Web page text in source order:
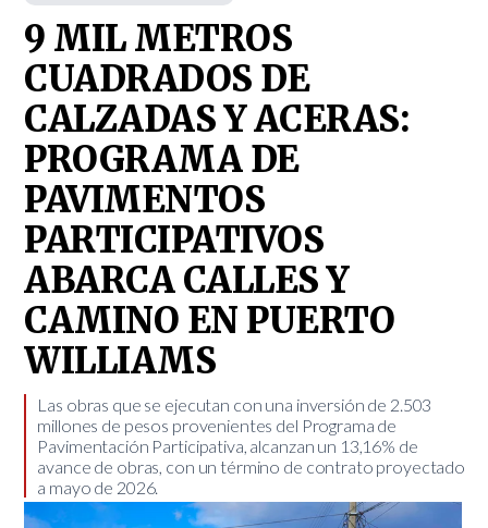
9 MIL METROS
CUADRADOS DE
CALZADAS Y ACERAS:
PROGRAMA DE
PAVIMENTOS
PARTICIPATIVOS
ABARCA CALLES Y
CAMINO EN PUERTO
WILLIAMS
​Las obras que se ejecutan con una inversión de 2.503
millones de pesos provenientes del Programa de
Pavimentación Participativa, alcanzan un 13,16% de
avance de obras, con un término de contrato proyectado
a mayo de 2026.